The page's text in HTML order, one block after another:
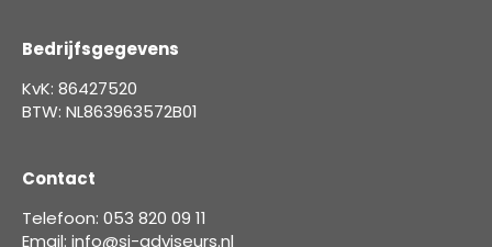
Bedrijfsgegevens
KvK: 86427520
BTW: NL863963572B01
Contact
Telefoon: 053 820 09 11
Email: info@sj-adviseurs.nl